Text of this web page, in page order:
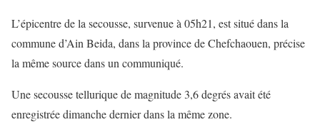
L’épicentre de la secousse, survenue à 05h21, est situé dans la
commune d’Ain Beida, dans la province de Chefchaouen, précise
la même source dans un communiqué.
Une secousse tellurique de magnitude 3,6 degrés avait été
enregistrée dimanche dernier dans la même zone.